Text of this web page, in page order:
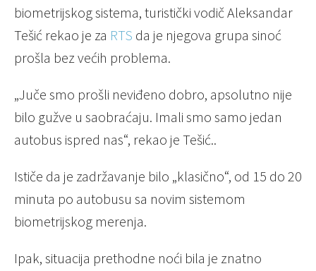
biometrijskog sistema, turistički vodič Aleksandar
Tešić rekao je za RTS da je njegova grupa sinoć
prošla bez većih problema.
„Juče smo prošli neviđeno dobro, apsolutno nije
bilo gužve u saobraćaju. Imali smo samo jedan
autobus ispred nas“, rekao je Tešić..
Ističe da je zadržavanje bilo „klasično“, od 15 do 20
minuta po autobusu sa novim sistemom
biometrijskog merenja.
Ipak, situacija prethodne noći bila je znatno